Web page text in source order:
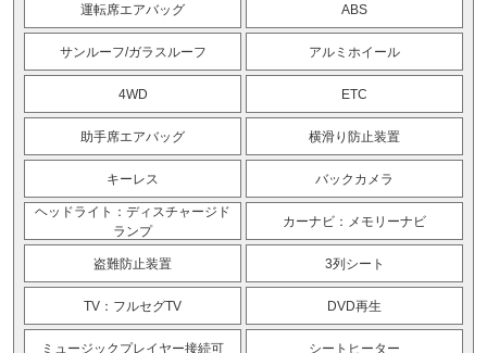
運転席エアバッグ ABS
サンルーフ/ガラスルーフ アルミホイール
4WD ETC
助手席エアバッグ 横滑り防止装置
キーレス バックカメラ
ヘッドライト：ディスチャージド
ランプ
カーナビ：メモリーナビ
盗難防止装置 3列シート
TV：フルセグTV DVD再生
ミュージックプレイヤー接続可 シートヒーター